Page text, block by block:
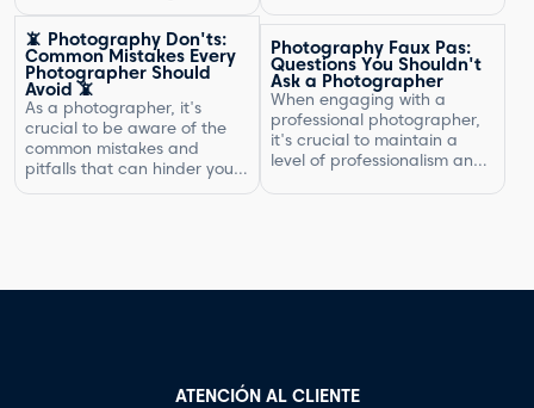
natural exuberante.
the type of photography,
your experience, expenses,
and market rates. Setting
the right price is crucial for
your business's success and
ensuring that you are fairly
compensated for your work.
In this article, […]
📵 Photography Don'ts:
Common Mistakes Every
Photographer Should
Avoid 📵
As a photographer, it's
crucial to be aware of the
common mistakes and
pitfalls that can hinder your
explore some of the most
Photography Faux Pas:
Questions You Shouldn't
Ask a Photographer
When engaging with a
professional photographer,
it's crucial to maintain a
level of professionalism and
One aspect of this is
ATENCIÓN AL CLIENTE